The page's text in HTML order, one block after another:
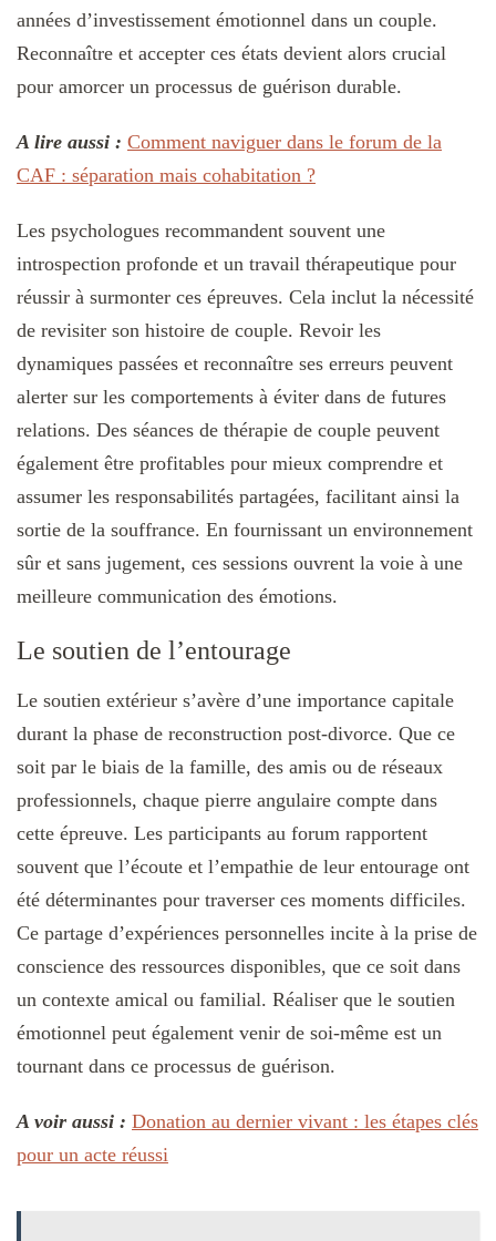
années d’investissement émotionnel dans un couple.
Reconnaître et accepter ces états devient alors crucial
pour amorcer un processus de guérison durable.
A lire aussi : Comment naviguer dans le forum de la
CAF : séparation mais cohabitation ?
Les psychologues recommandent souvent une
introspection profonde et un travail thérapeutique pour
réussir à surmonter ces épreuves. Cela inclut la nécessité
de revisiter son histoire de couple. Revoir les
dynamiques passées et reconnaître ses erreurs peuvent
alerter sur les comportements à éviter dans de futures
relations. Des séances de thérapie de couple peuvent
également être profitables pour mieux comprendre et
assumer les responsabilités partagées, facilitant ainsi la
sortie de la souffrance. En fournissant un environnement
sûr et sans jugement, ces sessions ouvrent la voie à une
meilleure communication des émotions.
Le soutien de l’entourage
Le soutien extérieur s’avère d’une importance capitale
durant la phase de reconstruction post-divorce. Que ce
soit par le biais de la famille, des amis ou de réseaux
professionnels, chaque pierre angulaire compte dans
cette épreuve. Les participants au forum rapportent
souvent que l’écoute et l’empathie de leur entourage ont
été déterminantes pour traverser ces moments difficiles.
Ce partage d’expériences personnelles incite à la prise de
conscience des ressources disponibles, que ce soit dans
un contexte amical ou familial. Réaliser que le soutien
émotionnel peut également venir de soi-même est un
tournant dans ce processus de guérison.
A voir aussi : Donation au dernier vivant : les étapes clés
pour un acte réussi